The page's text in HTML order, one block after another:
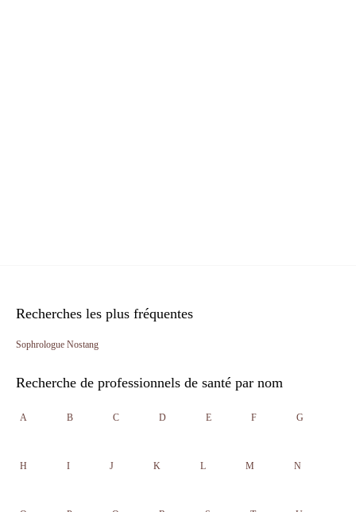
Recherches les plus fréquentes
Sophrologue Nostang
Recherche de professionnels de santé par nom
A B C D E F G
H I J K L M N